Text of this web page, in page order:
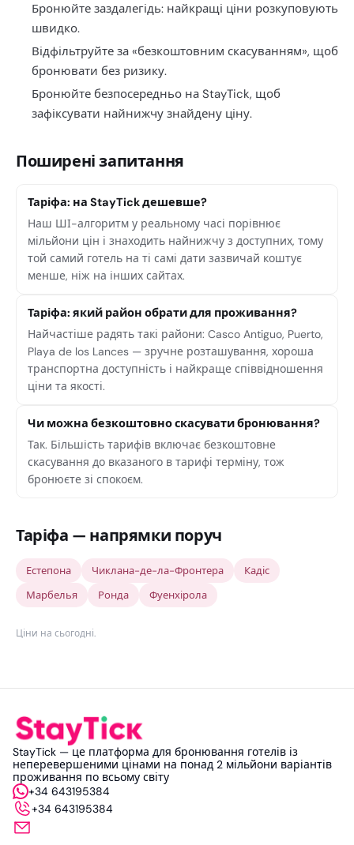
Бронюйте заздалегідь: найкращі ціни розкуповують
швидко.
Відфільтруйте за «безкоштовним скасуванням», щоб
бронювати без ризику.
Бронюйте безпосередньо на StayTick, щоб
зафіксувати найнижчу знайдену ціну.
Поширені запитання
Таріфа: на StayTick дешевше?
Наш ШІ-алгоритм у реальному часі порівнює
мільйони цін і знаходить найнижчу з доступних, тому
той самий готель на ті самі дати зазвичай коштує
менше, ніж на інших сайтах.
Таріфа: який район обрати для проживання?
Найчастіше радять такі райони: Casco Antiguo, Puerto,
Playa de los Lances — зручне розташування, хороша
транспортна доступність і найкраще співвідношення
ціни та якості.
Чи можна безкоштовно скасувати бронювання?
Так. Більшість тарифів включає безкоштовне
скасування до вказаного в тарифі терміну, тож
бронюєте зі спокоєм.
Таріфа — напрямки поруч
Естепона Чиклана-де-ла-Фронтера
Кадіс
Марбелья
Ронда Фуенхірола
Ціни на сьогодні.
StayTick — це платформа для бронювання готелів із
неперевершеними цінами на понад 2 мільйони варіантів
проживання по всьому світу
+34 643195384
+34 643195384